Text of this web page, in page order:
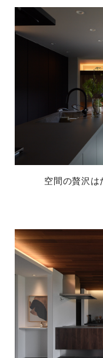
空間の贅沢は